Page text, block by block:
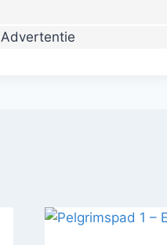
Advertentie